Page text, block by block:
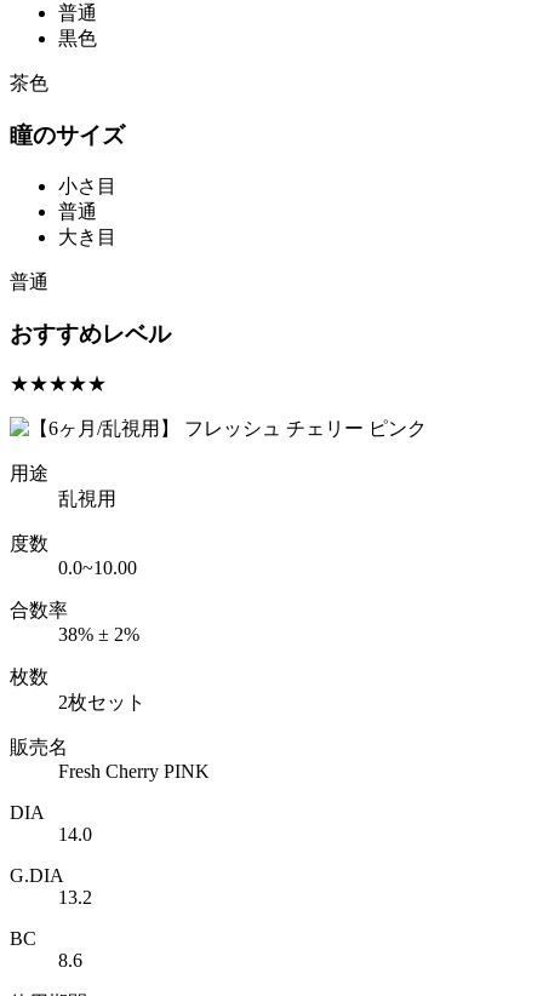
普通
黒色
茶色
瞳のサイズ
小さ目
普通
大き目
普通
おすすめレベル
★★★★★
用途
乱視用
度数
0.0~10.00
合数率
38% ± 2%
枚数
2枚セット
販売名
Fresh Cherry PINK
DIA
14.0
G.DIA
13.2
BC
8.6